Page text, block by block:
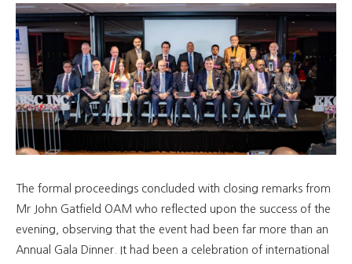
The formal proceedings concluded with closing remarks from
Mr John Gatfield OAM who reflected upon the success of the
evening, observing that the event had been far more than an
Annual Gala Dinner. It had been a celebration of international